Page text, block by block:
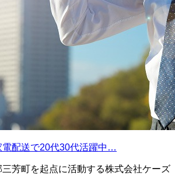
電配送で20代30代活躍中…
三芳町を起点に活動する株式会社ケーズ